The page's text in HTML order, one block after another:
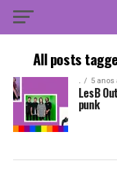
All posts
. 5 anos
LesB
punk